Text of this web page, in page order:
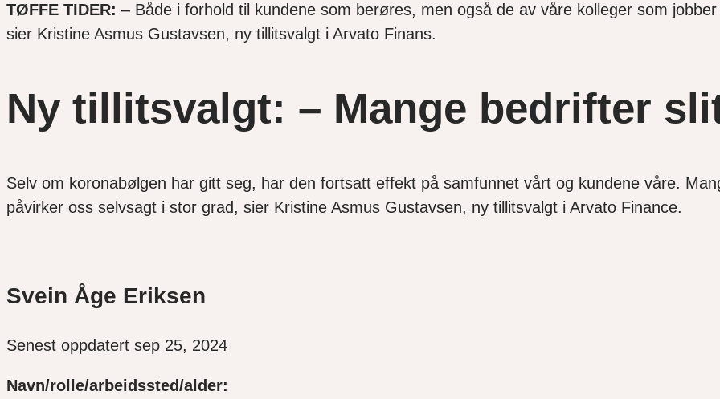
TØFFE TIDER: – Både i forhold til kundene som berøres, men også de av våre kolleger som
sier Kristine Asmus Gustavsen, ny tillitsvalgt i Arvato Finans.
Ny tillitsvalgt: – Mange bedrifter
Selv om koronabølgen har gitt seg, har den fortsatt effekt på samfunnet vårt og kundene våre.
påvirker oss selvsagt i stor grad, sier Kristine Asmus Gustavsen, ny tillitsvalgt i Arvato Finance.
Svein Åge Eriksen
Senest oppdatert sep 25, 2024
Navn/rolle/arbeidssted/alder: